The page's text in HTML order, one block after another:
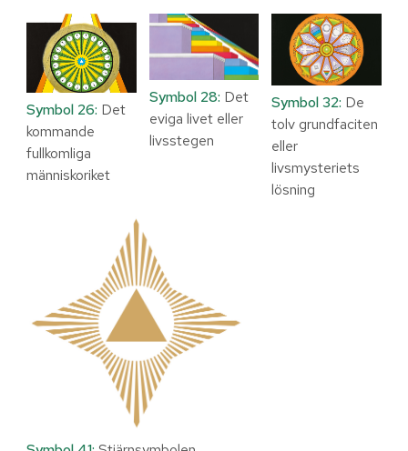
Symbol 26: Det
kommande
fullkomliga
människoriket
Symbol 28: Det
eviga livet eller
livsstegen
Symbol 32: De
tolv grundfaciten
eller
livsmysteriets
lösning